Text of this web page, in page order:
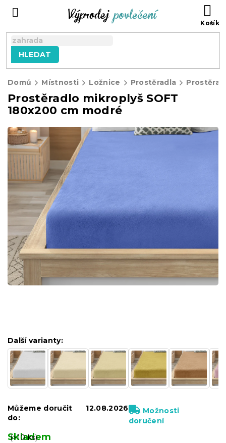
HLEDAT
Domů Místnosti Ložnice Prostěradla
Prostěradlo mikroplyš SOFT
180x200 cm modré
Skladem
(>10 ks)
Další varianty:
Můžeme doručit
do:
12.08.2026
Možnosti
doručení